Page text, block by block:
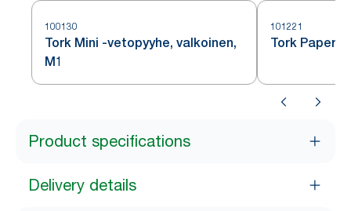
100130
Tork Mini -vetopyyhe, valkoinen,
M1
101221
Tork
Product specifications
Delivery details